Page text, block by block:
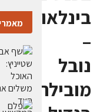
בינלאומיים
–
נובל
מובילה